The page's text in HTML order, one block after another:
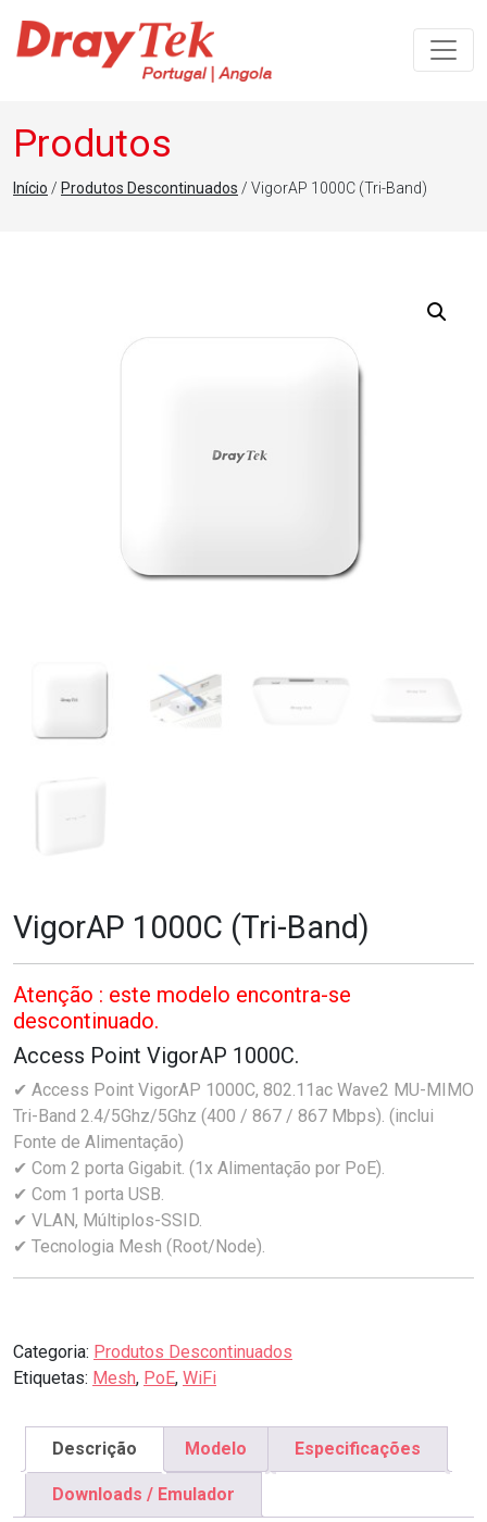
Navegação principal
Produtos
Início / Produtos Descontinuados / VigorAP 1000C (Tri-Band)
VigorAP 1000C (Tri-Band)
Atenção : este modelo encontra-se
descontinuado.
Access Point VigorAP 1000C.
✔ Access Point VigorAP 1000C, 802.11ac Wave2 MU-MIMO
Tri-Band 2.4/5Ghz/5Ghz (400 / 867 / 867 Mbps). (inclui
Fonte de Alimentação)
✔ Com 2 porta Gigabit. (1x Alimentação por PoE).
✔ Com 1 porta USB.
✔ VLAN, Múltiplos-SSID.
✔ Tecnologia Mesh (Root/Node).
Categoria: Produtos Descontinuados
Etiquetas: Mesh, PoE, WiFi
Descrição Modelo Especificações
Downloads / Emulador